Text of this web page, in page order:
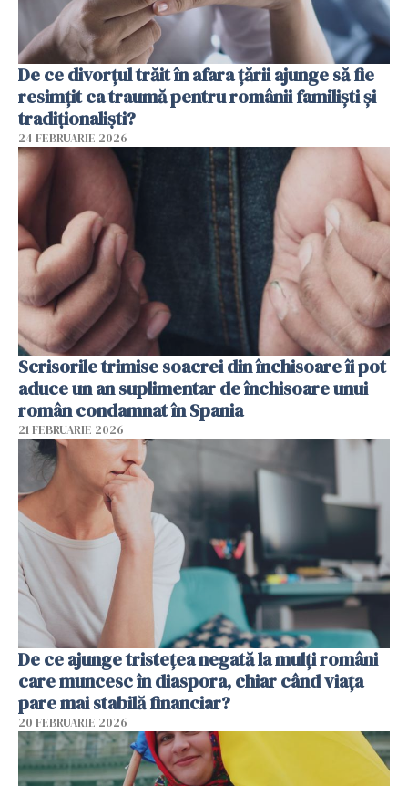
De ce divorțul trăit în afara țării ajunge să fie
resimțit ca traumă pentru românii familiști și
tradiționaliști?
24 FEBRUARIE 2026
Scrisorile trimise soacrei din închisoare îi pot
aduce un an suplimentar de închisoare unui
român condamnat în Spania
21 FEBRUARIE 2026
De ce ajunge tristețea negată la mulți români
care muncesc în diaspora, chiar când viața
pare mai stabilă financiar?
20 FEBRUARIE 2026